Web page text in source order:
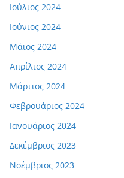
Ιούλιος 2024
Ιούνιος 2024
Μάιος 2024
Απρίλιος 2024
Μάρτιος 2024
Φεβρουάριος 2024
Ιανουάριος 2024
Δεκέμβριος 2023
Νοέμβριος 2023